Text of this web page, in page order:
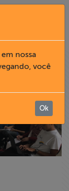
nossa
você
Ok